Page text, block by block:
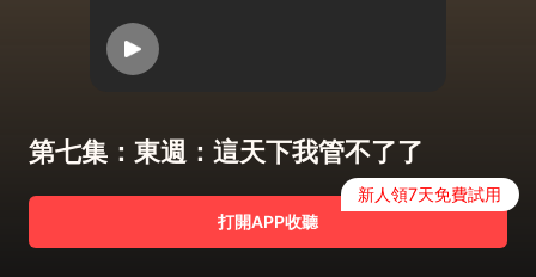
第七集：東週：這天下我管不了了
打開APP收聽
新人領7天免費試用